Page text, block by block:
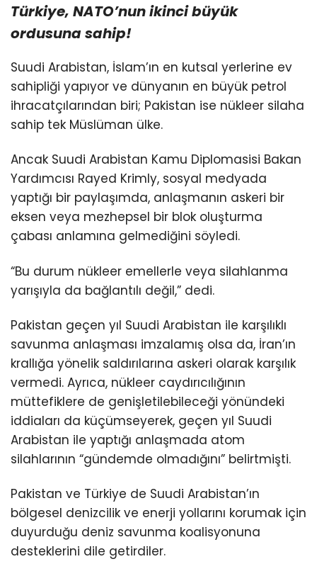
Türkiye, NATO’nunikinci büyük
ordusuna sahip!
Suudi Arabistan, İslam’ın en kutsal yerlerine ev
sahipliği yapıyor ve dünyanın en büyük petrol
ihracatçılarından biri; Pakistan ise nükleer silaha
sahip tek Müslüman ülke.
Ancak Suudi Arabistan Kamu Diplomasisi Bakan
Yardımcısı Rayed Krimly, sosyal medyada
yaptığı bir paylaşımda, anlaşmanın askeri bir
eksen veya mezhepsel bir blok oluşturma
çabası anlamına gelmediğini söyledi.
“Bu durum nükleer emellerle veya silahlanma
yarışıyla da bağlantılı değil,” dedi.
Pakistan geçen yıl Suudi Arabistan ile karşılıklı
savunma anlaşması imzalamış olsa da, İran’ın
krallığa yönelik saldırılarına askeri olarak karşılık
vermedi. Ayrıca, nükleer caydırıcılığının
müttefiklere de genişletilebileceği yönündeki
iddiaları da küçümseyerek, geçen yıl Suudi
Arabistan ile yaptığı anlaşmada atom
silahlarının “gündemde olmadığını” belirtmişti.
Pakistan ve Türkiye de Suudi Arabistan’ın
bölgesel denizcilik ve enerji yollarını korumak için
duyurduğu deniz savunma koalisyonuna
desteklerini dile getirdiler.